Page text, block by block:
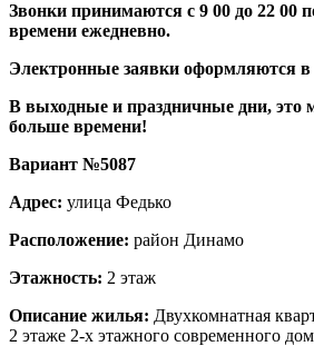
Звонки принимаются с 9 00 до 22 00
времени ежедневно.
Электронные заявки оформляются в
В выходные и праздничные дни, это
больше времени!
Вариант №5087
Адрес: улица Федько
Расположение: район Динамо
Этажность: 2 этаж
Описание жилья: Двухкомнатная
2 этаже 2-х этажного современного